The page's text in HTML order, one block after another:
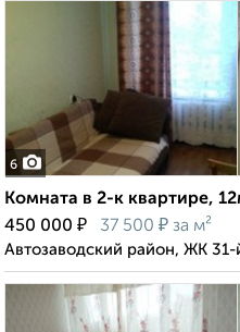
6
Комната в 2-к квартире,
450 000 ₽ 37 500 ₽ за м²
Автозаводский район, ЖК